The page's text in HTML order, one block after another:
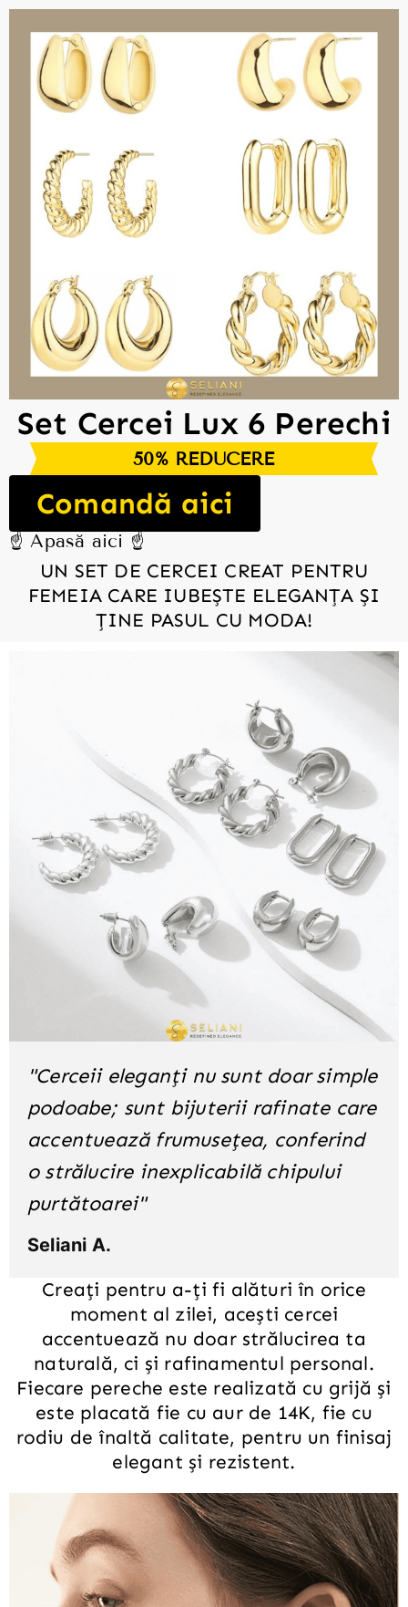
Set Cercei Lux 6 Perechi
UN SET DE CERCEI CREAT PENTRU
FEMEIA CARE IUBEȘTE ELEGANȚA ȘI
ȚINE PASUL CU MODA!
50% REDUCERE
Comandă aici
☝️ Apasă aici ☝️
Creați pentru a-ți fi alături în orice
moment al zilei, acești cercei
accentuează nu doar strălucirea ta
naturală, ci și rafinamentul personal.
Fiecare pereche este realizată cu grijă și
este placată fie cu aur de 14K, fie cu
rodiu de înaltă calitate, pentru un finisaj
elegant și rezistent.
"Cerceii eleganți nu sunt doar simple
podoabe; sunt bijuterii rafinate care
accentuează frumusețea, conferind
o strălucire inexplicabilă chipului
purtătoarei"
Seliani A.